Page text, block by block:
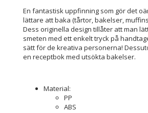
En fantastisk uppfinning som gör det
lättare att baka (tårtor, bakelser,
Dess originella design tillåter att man
smeten med ett enkelt tryck på
sätt för de kreativa personerna!
en receptbok med utsökta bakelser.
Material:
PP
ABS